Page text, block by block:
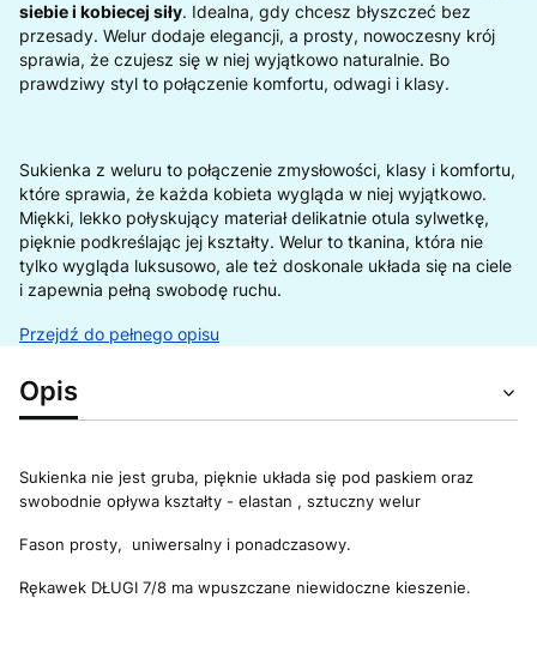
siebie i kobiecej siły. Idealna, gdy chcesz błyszczeć bez
przesady. Welur dodaje elegancji, a prosty, nowoczesny krój
sprawia, że czujesz się w niej wyjątkowo naturalnie. Bo
prawdziwy styl to połączenie komfortu, odwagi i klasy.
Sukienka z weluru to połączenie zmysłowości, klasy i komfortu,
które sprawia, że każda kobieta wygląda w niej wyjątkowo.
Miękki, lekko połyskujący materiał delikatnie otula sylwetkę,
pięknie podkreślając jej kształty. Welur to tkanina, która nie
tylko wygląda luksusowo, ale też doskonale układa się na ciele
i zapewnia pełną swobodę ruchu.
Przejdź do pełnego opisu
Opis
Sukienka nie jest gruba, pięknie układa się pod paskiem oraz
swobodnie opływa kształty - elastan , sztuczny welur
Fason prosty, uniwersalny i ponadczasowy.
Rękawek DŁUGI 7/8 ma wpuszczane niewidoczne kieszenie.